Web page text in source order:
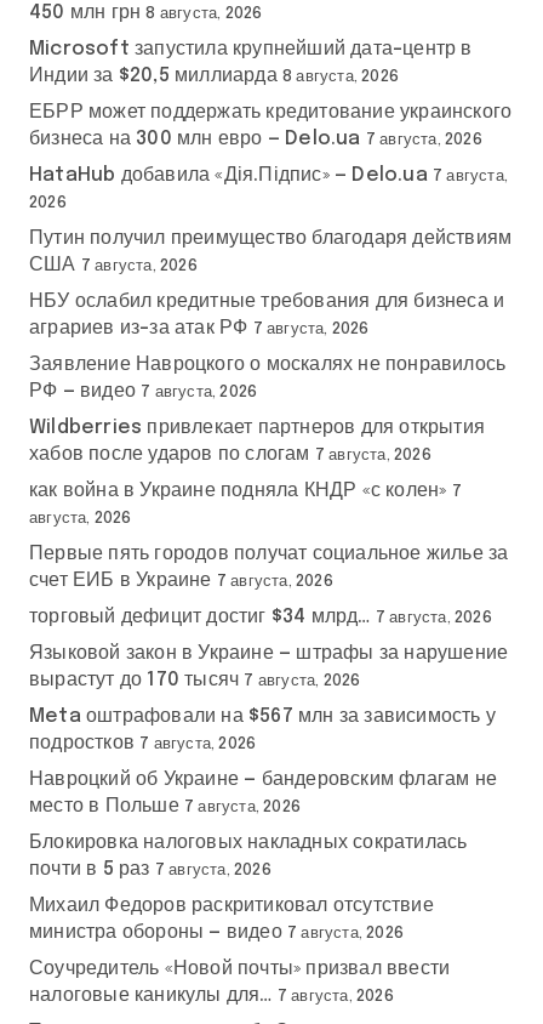
450 млн грн 8 августа, 2026
Microsoft запустила крупнейший дата-центр в
Индии за $20,5 миллиарда 8 августа, 2026
ЕБРР может поддержать кредитование украинского
бизнеса на 300 млн евро — Delo.ua 7 августа, 2026
HataHub добавила «Дія.Підпис» — Delo.ua 7 августа,
2026
Путин получил преимущество благодаря действиям
США 7 августа, 2026
НБУ ослабил кредитные требования для бизнеса и
аграриев из-за атак РФ 7 августа, 2026
Заявление Навроцкого о москалях не понравилось
РФ — видео 7 августа, 2026
Wildberries привлекает партнеров для открытия
хабов после ударов по слогам 7 августа, 2026
как война в Украине подняла КНДР «с колен» 7
августа, 2026
Первые пять городов получат социальное жилье за
счет ЕИБ в Украине 7 августа, 2026
торговый дефицит достиг $34 млрд… 7 августа, 2026
Языковой закон в Украине — штрафы за нарушение
вырастут до 170 тысяч 7 августа, 2026
Meta оштрафовали на $567 млн за зависимость у
подростков 7 августа, 2026
Навроцкий об Украине — бандеровским флагам не
место в Польше 7 августа, 2026
Блокировка налоговых накладных сократилась
почти в 5 раз 7 августа, 2026
Михаил Федоров раскритиковал отсутствие
министра обороны — видео 7 августа, 2026
Соучредитель «Новой почты» призвал ввести
налоговые каникулы для… 7 августа, 2026